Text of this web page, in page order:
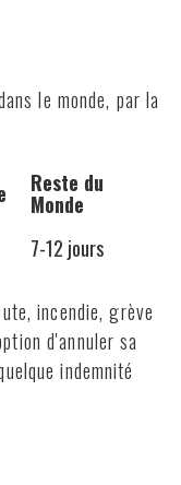
le monde, par la
Reste du
Monde
7-12 jours
incendie, grève
d'annuler sa
indemnité